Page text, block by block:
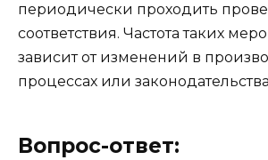
периодически проходить
соответствия. Частота таких
зависит от изменений в
процессах или
Вопрос-ответ: